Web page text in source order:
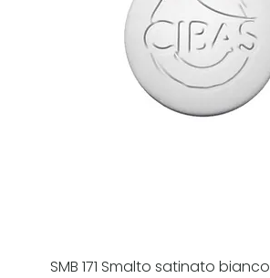
SMB 171 Smalto satinato bianco